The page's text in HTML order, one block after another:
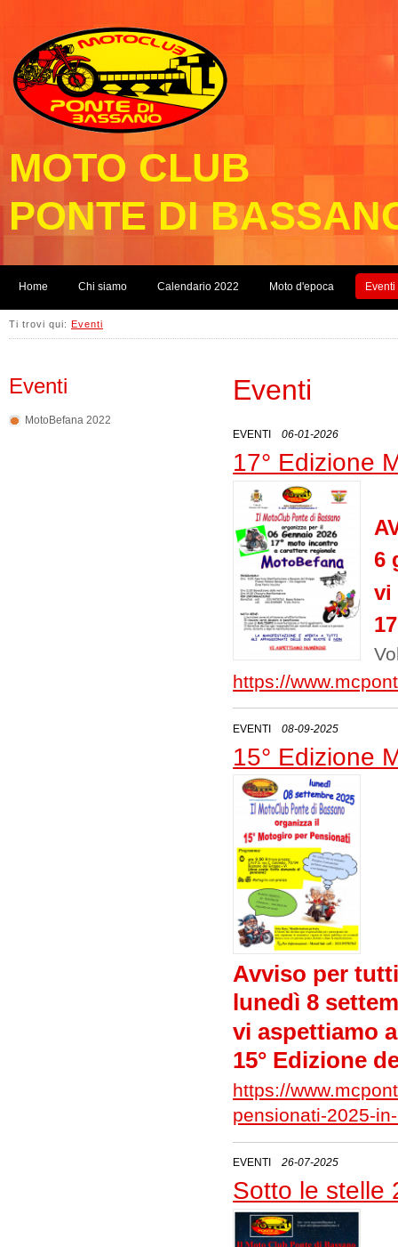
MOTO CLUB
PONTE DI
Home Chi siamo Calendario 2022 Moto d'epoca Eventi
Ti trovi qui: Eventi
Eventi
MotoBefana 2022
Eventi
EVENTI 06-01-2026
17° Edizione
6
vi
https://
EVENTI 08-09-2025
15° Edizione
Avviso per
lunedì 8
vi aspettiamo
15° Edizione
https://
pensionati-2025-
EVENTI 26-07-2025
Sotto le stelle